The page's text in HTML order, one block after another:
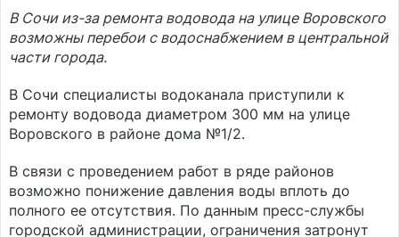
В Сочи из-за ремонта водовода на улице Воровского
возможны перебои с водоснабжением в центральной
части города.
В Сочи специалисты водоканала приступили к
ремонту водовода диаметром 300 мм на улице
Воровского в районе дома №1/2.
В связи с проведением работ в ряде районов
возможно понижение давления воды вплоть до
полного ее отсутствия. По данным пресс-службы
городской администрации, ограничения затронут